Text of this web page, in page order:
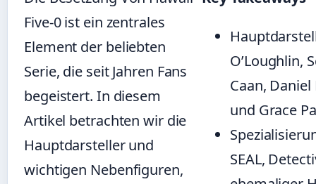
Five-0 ist ein zentrales
Element der beliebten
Serie, die seit Jahren Fans
begeistert. In diesem
Artikel betrachten wir die
Hauptdarsteller und
wichtigen Nebenfiguren,
O’Loughlin,
Caan, Daniel
und Grace
SEAL,